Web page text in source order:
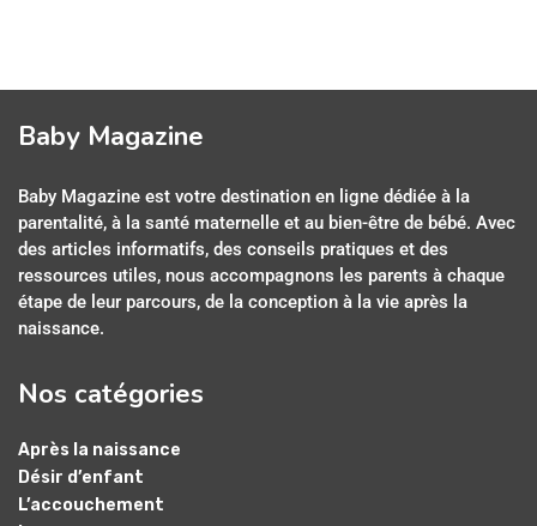
Baby Magazine
Baby Magazine est votre destination en ligne dédiée à la
parentalité, à la santé maternelle et au bien-être de bébé. Avec
des articles informatifs, des conseils pratiques et des
ressources utiles, nous accompagnons les parents à chaque
étape de leur parcours, de la conception à la vie après la
naissance.
Nos catégories
Après la naissance
Désir d’enfant
L’accouchement